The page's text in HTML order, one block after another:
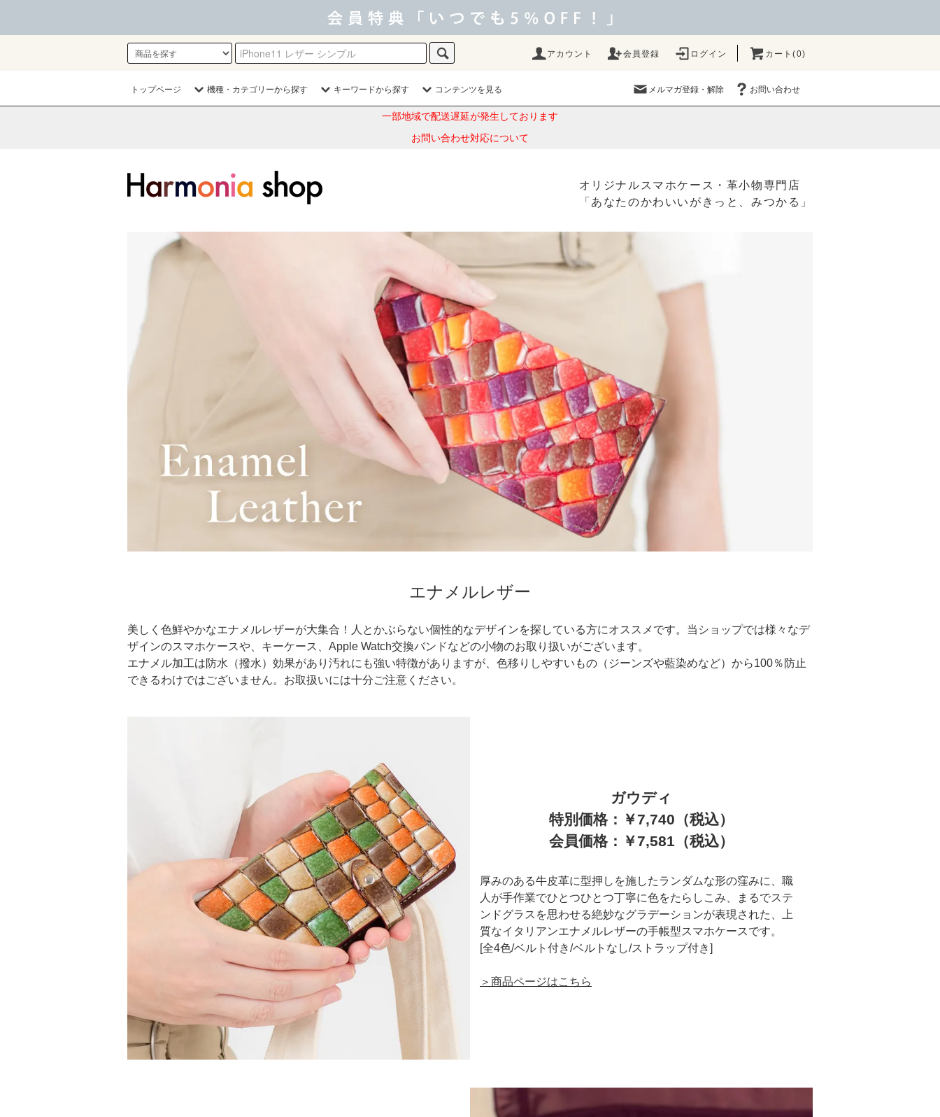
アカウント 会員登録 ログイン カート(0)
トップページ 機種・カテゴリーから探す キーワードから探す コンテンツを見る メルマガ登録・解除 お問い合わせ
一部地域で配送遅延が発生しております
お問い合わせ対応について
オリジナルスマホケース・革小物専門店
「あなたのかわいいがきっと、みつかる」
エナメルレザー
美しく色鮮やかなエナメルレザーが大集合！人とかぶらない個性的なデザインを探している方にオススメです。当ショップでは様々なデ
ザインのスマホケースや、キーケース、Apple Watch交換バンドなどの小物のお取り扱いがございます。
エナメル加工は防水（撥水）効果があり汚れにも強い特徴がありますが、色移りしやすいもの（ジーンズや藍染めなど）から100％防止
できるわけではございません。お取扱いには十分ご注意ください。
ガウディ
特別価格：￥7,740（税込）
会員価格：￥7,581（税込）
厚みのある牛皮革に型押しを施したランダムな形の窪みに、職
人が手作業でひとつひとつ丁寧に色をたらしこみ、まるでステ
ンドグラスを思わせる絶妙なグラデーションが表現された、上
質なイタリアンエナメルレザーの手帳型スマホケースです。
[全4色/ベルト付き/ベルトなし/ストラップ付き]
＞商品ページはこちら